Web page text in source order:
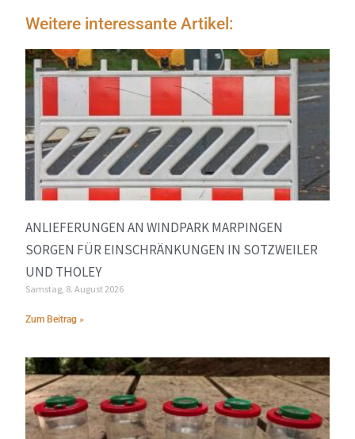
Weitere interessante Artikel:
ANLIEFERUNGEN AN WINDPARK MARPINGEN
SORGEN FÜR EINSCHRÄNKUNGEN IN SOTZWEILER
UND THOLEY
Samstag, 8. August 2026
Zum Beitrag »